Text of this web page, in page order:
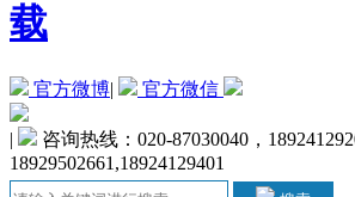
载
官方微博| 官方微信
|
咨询热线：020-87030040，
18929502661,18924129401